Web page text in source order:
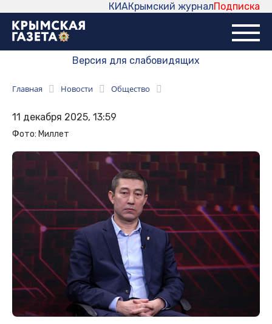
Подписка
Крымский журнал
КИА
Версия для слабовидящих
Главная Новости Общество
11 декабря 2025, 13:59
Фото: Миллет